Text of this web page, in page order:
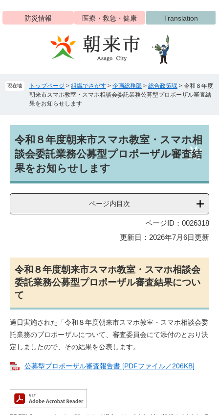
ジ
ュ
防災情報 医療・救急・健康 Translation
現在地 トップページ > 組織でさがす > 企画総務部 > 総合政策課 > 令和８年度
朝来市スマホ教室・スマホ相談会委託業務公募型プロポーザル審査結
果をお知らせします
文令和８年度朝来市スマホ教室・スマホ相
談会委託業務公募型プロポーザル審査結
果をお知らせします
ページ内目次
ページID：0026318
更新日：2026年7月6日更新
令和８年度朝来市スマホ教室・スマホ相談会
委託業務公募型プロポーザル審査結果につい
て
過日実施された「令和８年度朝来市スマホ教室・スマホ相談会委
託業務のプロポーザルについて、審査委員会にて添付のとおり決
定しましたので、その結果を公表します。
公募型プロポーザル審査報告書 [PDFファイル／206KB]